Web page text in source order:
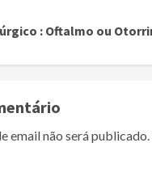
: Oftalmo ou
email não será publicado.